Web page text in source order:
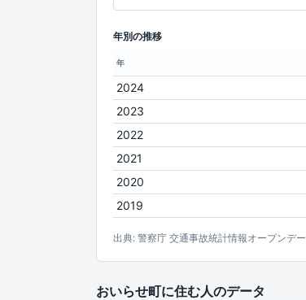
年別の推移
年
2024
2023
2022
2021
2020
2019
出典: 警察庁 交通事故統計情報オープンデ
おいらせ町に住む人のデータ